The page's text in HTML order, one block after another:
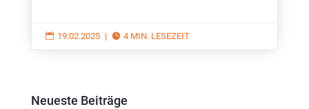
 19.02.2025 |  4 MIN. LESEZEIT
Neueste Beiträge